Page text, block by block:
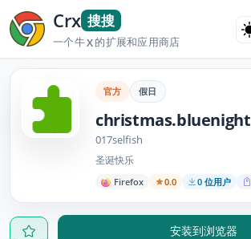
Crx 搜搜
一个牛X的扩展和应用商店
官方 假日
christmas.bluenight
017selfish
圣诞快乐
Firefox 0.0 0 位用户
安装到浏览器